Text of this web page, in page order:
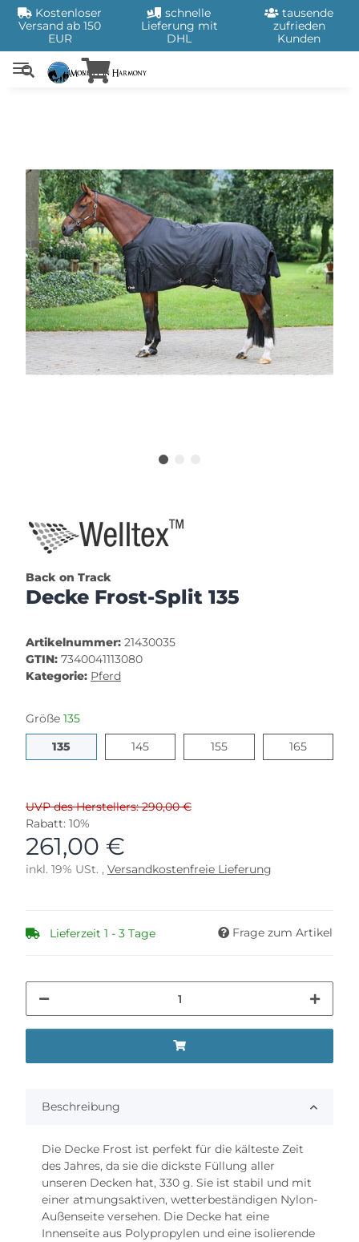
Kostenloser
Versand ab 150
EUR
schnelle
Lieferung mit
DHL
tausende
zufrieden
Kunden
Back on Track
Decke Frost-Split 135
Artikelnummer: 21430035
GTIN: 7340041113080
Kategorie: Pferd
Größe 135
135135 145145 155155 165165
UVP des Herstellers: 290,00 €
Rabatt: 10%
261,00 €
inkl. 19% USt. , Versandkostenfreie Lieferung
Lieferzeit 1 - 3 Tage Frage zum Artikel
Beschreibung
Die Decke Frost ist perfekt für die kälteste Zeit
des Jahres, da sie die dickste Füllung aller
unseren Decken hat, 330 g. Sie ist stabil und mit
einer atmungsaktiven, wetterbeständigen Nylon-
Außenseite versehen. Die Decke hat eine
Innenseite aus Polypropylen und eine isolierende